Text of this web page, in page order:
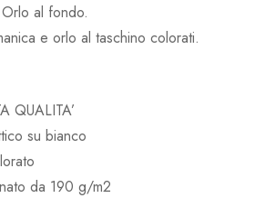
al fondo.
e orlo al taschino colorati.
QUALITA’
su bianco
da 190 g/m2